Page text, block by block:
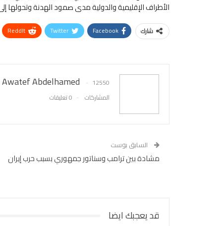
الأطراف الإقليمية والدولية مدى صمود الهدنة وتحولها
شارك Facebook
Twitter
ReddIt
Awatef Abdelhamed
12550
المشاركات
0 تعليقات
السابق بوست
مشادة بين ترامب وسناتور جمهوري بسبب حرب إيران
قد يعجبك ايضا